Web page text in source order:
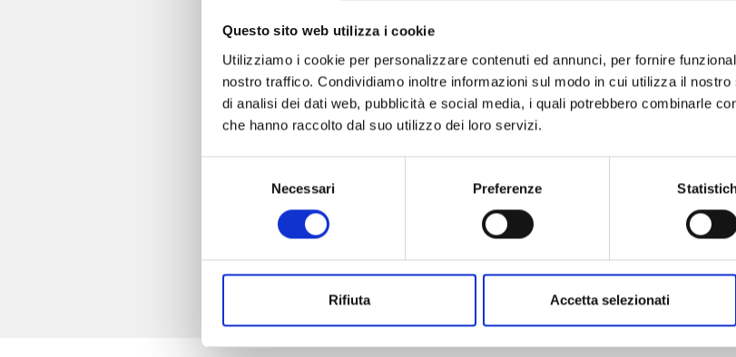
Questo sito web utilizza i cookie
Utilizziamo i cookie per personalizzare contenuti ed annunci, per fornire
nostro traffico. Condividiamo inoltre informazioni sul modo in cui utilizza il
di analisi dei dati web, pubblicità e social media, i quali potrebbero combinarle
che hanno raccolto dal suo utilizzo dei loro servizi.
Necessari Preferenze
Rifiuta Accetta selezionati
05/05/2026
€ 7,50
Mostra tutto